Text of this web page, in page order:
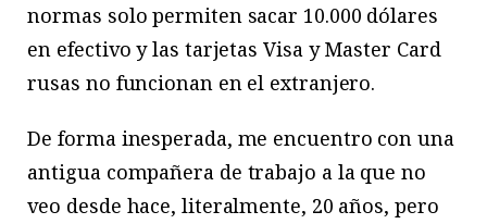
normas solo permiten sacar 10.000 dólares
en efectivo y las tarjetas Visa y Master Card
rusas no funcionan en el extranjero.
De forma inesperada, me encuentro con una
antigua compañera de trabajo a la que no
veo desde hace, literalmente, 20 años, pero